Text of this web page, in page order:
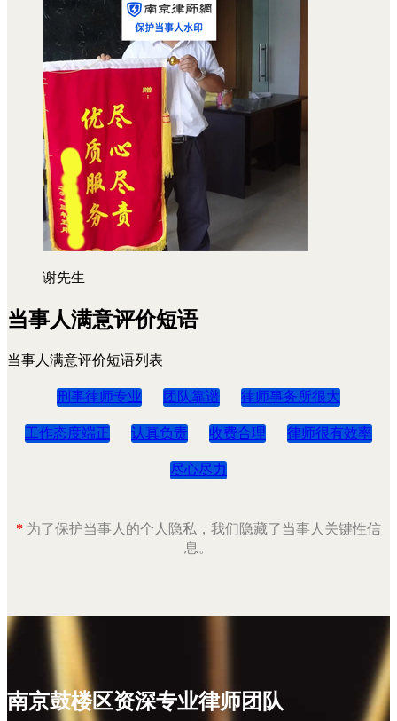
谢先生
当事人满意评价短语
当事人满意评价短语列表
刑事律师专业 团队靠谱 律师事务所很大
工作态度端正 认真负责 收费合理 律师很有效率
尽心尽力
* 为了保护当事人的个人隐私，我们隐藏了当事人关键性信
息。
南京鼓楼区资深专业律师团队